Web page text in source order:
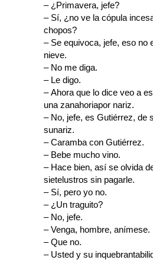
– ¿Primavera, jefe?
– Sí, ¿no ve la cópula
chopos?
– Se equivoca, jefe, eso no
nieve.
– No me diga.
– Le digo.
– Ahora que lo dice veo a
una zanahoriapor nariz.
– No, jefe, es Gutiérrez, de
sunariz.
– Caramba con Gutiérrez.
– Bebe mucho vino.
– Hace bien, así se olvida
sietelustros sin pagarle.
– Sí, pero yo no.
– ¿Un traguito?
– No, jefe.
– Venga, hombre, anímese.
– Que no.
– Usted y su